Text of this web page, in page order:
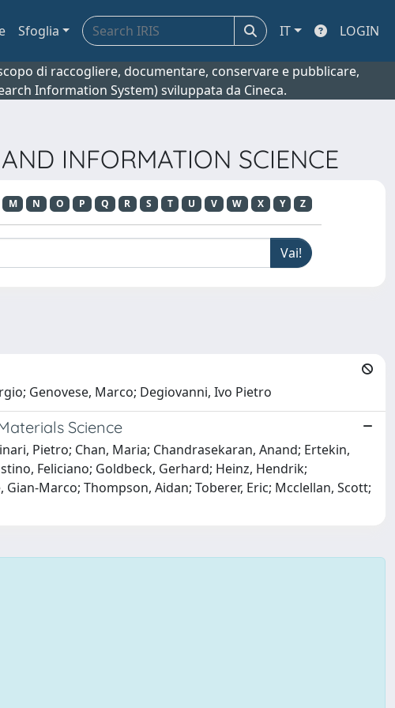
Sfoglia IT LOGIN
di raccogliere, documentare, conservare e pubblicare,
Information System) sviluppata da Cineca.
INFORMATION SCIENCE
M N O P Q R S T U V W X Y Z
Genovese, Marco; Degiovanni, Ivo Pietro
Science
Pietro; Chan, Maria; Chandrasekaran, Anand; Ertekin,
Feliciano; Goldbeck, Gerhard; Heinz, Hendrik;
Marco; Thompson, Aidan; Toberer, Eric; Mcclellan, Scott;